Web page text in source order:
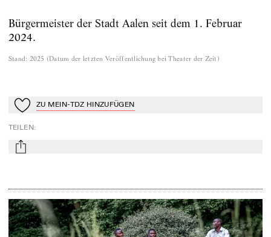
Bürgermeister der Stadt Aalen seit dem 1. Februar
2024.
Stand: 2025 ( Datum der letzten Veröffentlichung bei Theater der Zeit )
Zu Mein-TdZ hinzufügen
ZU MEIN-TDZ HINZUFÜGEN
TEILEN:
mail